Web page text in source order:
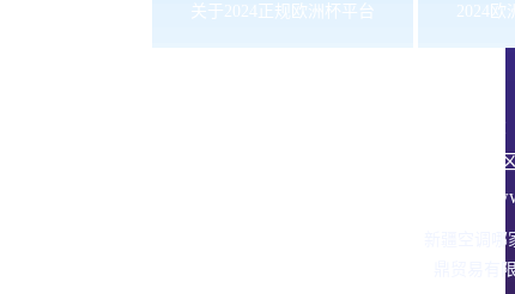
关于2024正规欧洲杯平台 2024
沙依巴克
网址：
新疆空调
鼎贸易有